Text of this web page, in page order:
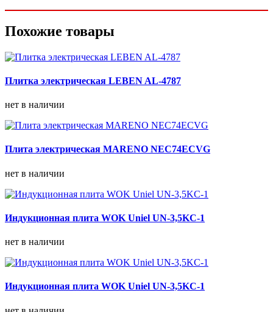
Похожие товары
Плитка электрическая LEBEN AL-4787
нет в наличии
Плита электрическая MARENO NEC74ECVG
нет в наличии
Индукционная плита WOK Uniel UN-3,5KC-1
нет в наличии
Индукционная плита WOK Uniel UN-3,5KC-1